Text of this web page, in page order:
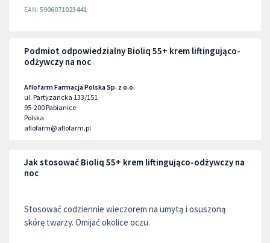
EAN: 5906071023441
Podmiot odpowiedzialny Bioliq 55+ krem liftingująco-
odżywczy na noc
Aflofarm Farmacja Polska Sp. z o.o.
ul. Partyzancka 133/151
95-200Pabianice
Polska
aflofarm@aflofarm.pl
Jak stosować Bioliq 55+ krem liftingująco-odżywczy na
noc
Stosować codziennie wieczorem na umytą i osuszoną
skórę twarzy. Omijać okolice oczu.